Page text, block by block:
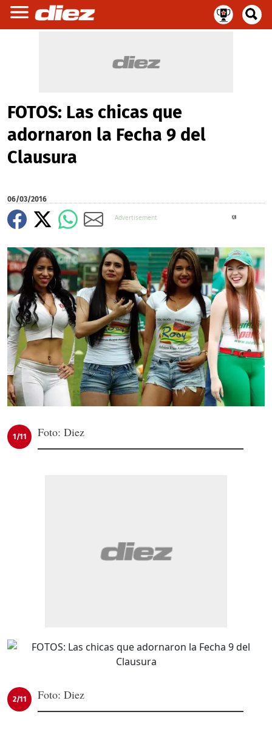
FOTOS: Las chicas que
adornaron la Fecha 9 del
Clausura
06/03/2016
1/11 Foto: Diez
2/11 Foto: Diez
X